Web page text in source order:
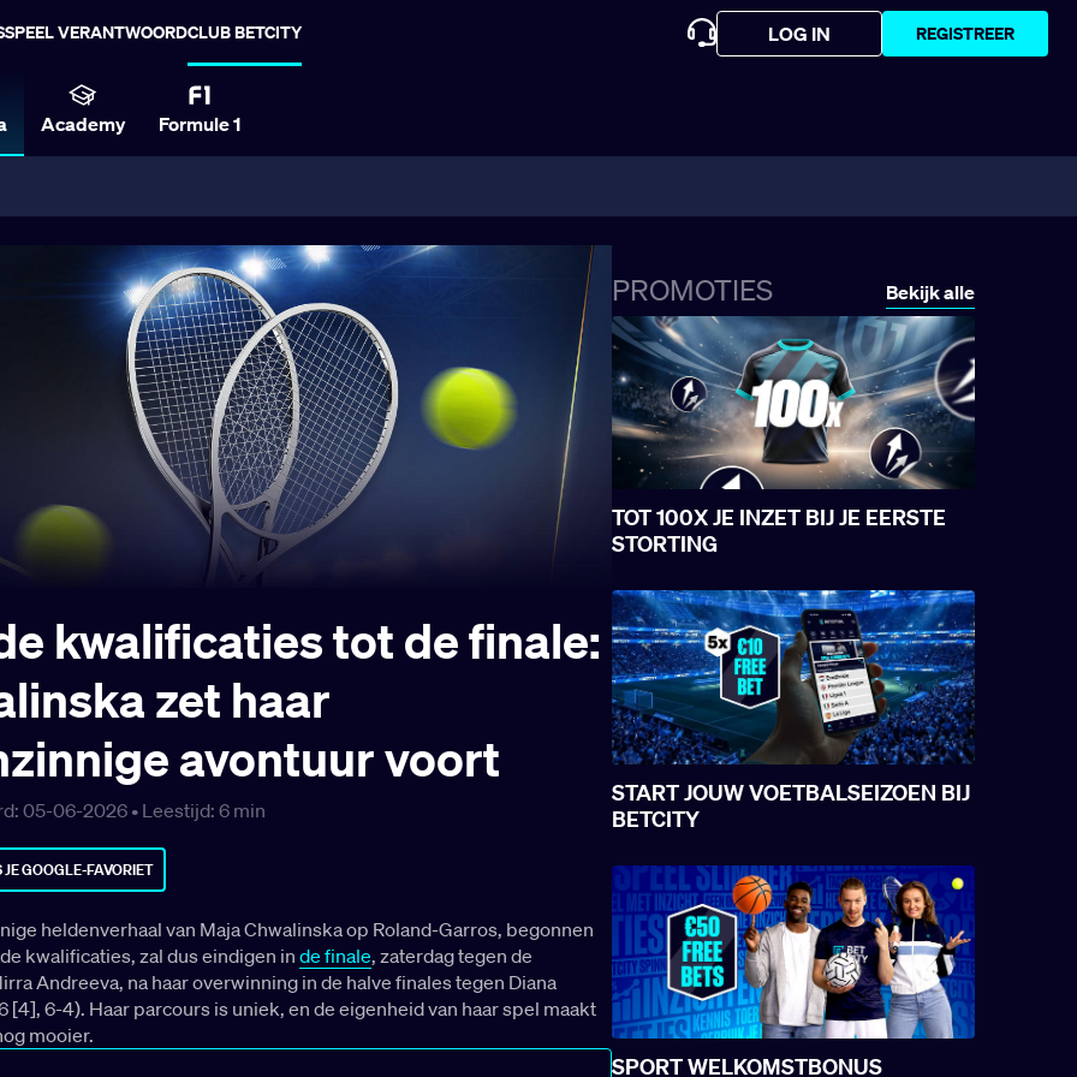
SPEEL VERANTWOORDCLUB BETCITY LOG IN REGISTREER
Academy Formule 1
kwalificaties tot de finale:
zet haar
avontuur voort
05-06-2026 • Leestijd: 6min
GOOGLE-FAVORIET
heldenverhaal van Maja Chwalinska op Roland-Garros, begonnen
kwalificaties, zal dus eindigen in de finale, zaterdag tegen de
Andreeva, na haar overwinning in de halve finales tegen Diana
[4], 6-4). Haar parcours is uniek, en de eigenheid van haar spel maakt
mooier.
PROMOTIES Bekijk alle
TOT 100X JE INZET BIJ JE EERSTE
STORTING
START JOUW VOETBALSEIZOEN BIJ
BETCITY
SPORT WELKOMSTBONUS